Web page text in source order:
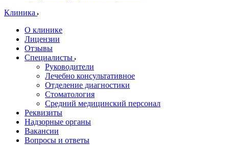
Клиника
О клинике
Лицензии
Отзывы
Специалисты
Руководители
Лечебно консультативное
Отделение диагностики
Стоматология
Средний медицинский персонал
Реквизиты
Надзорные органы
Вакансии
Вопросы и ответы